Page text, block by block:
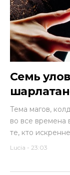
Семь
Тема магов,
во все времена
те, кто
Lucia - 23:03